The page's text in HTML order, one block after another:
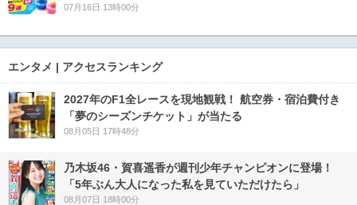
07月16日 13時00分
エンタメ | アクセスランキング
2027年のF1全レースを現地観戦！ 航空券・宿泊費付き
「夢のシーズンチケット」が当たる
08月05日 17時48分
乃木坂46・賀喜遥香が週刊少年チャンピオンに登場！
「5年ぶん大人になった私を見ていただけたら」
08月07日 18時00分